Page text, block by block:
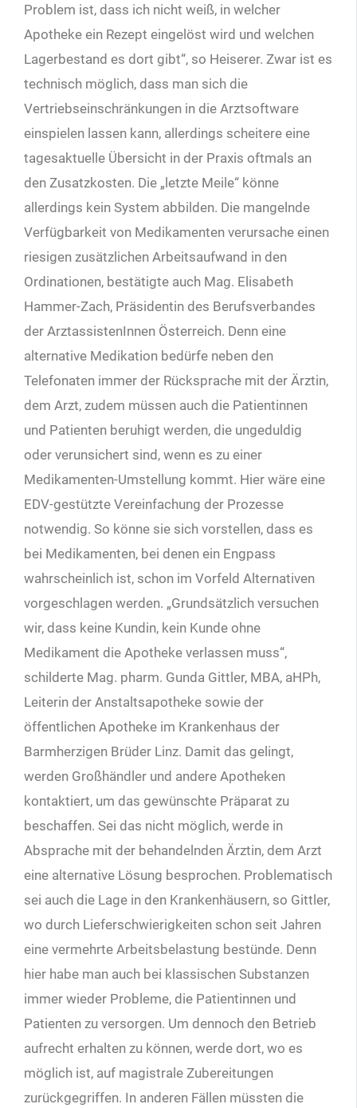
Problem ist, dass ich nicht weiß, in welcher
Apotheke ein Rezept eingelöst wird und welchen
Lagerbestand es dort gibt“, so Heiserer. Zwar ist es
technisch möglich, dass man sich die
Vertriebseinschränkungen in die Arztsoftware
einspielen lassen kann, allerdings scheitere eine
tagesaktuelle Übersicht in der Praxis oftmals an
den Zusatzkosten. Die „letzte Meile“ könne
allerdings kein System abbilden. Die mangelnde
Verfügbarkeit von Medikamenten verursache einen
riesigen zusätzlichen Arbeitsaufwand in den
Ordinationen, bestätigte auch Mag. Elisabeth
Hammer-Zach, Präsidentin des Berufsverbandes
der ArztassistenInnen Österreich. Denn eine
alternative Medikation bedürfe neben den
Telefonaten immer der Rücksprache mit der Ärztin,
dem Arzt, zudem müssen auch die Patientinnen
und Patienten beruhigt werden, die ungeduldig
oder verunsichert sind, wenn es zu einer
Medikamenten-Umstellung kommt. Hier wäre eine
EDV-gestützte Vereinfachung der Prozesse
notwendig. So könne sie sich vorstellen, dass es
bei Medikamenten, bei denen ein Engpass
wahrscheinlich ist, schon im Vorfeld Alternativen
vorgeschlagen werden. „Grundsätzlich versuchen
wir, dass keine Kundin, kein Kunde ohne
Medikament die Apotheke verlassen muss“,
schilderte Mag. pharm. Gunda Gittler, MBA, aHPh,
Leiterin der Anstaltsapotheke sowie der
öffentlichen Apotheke im Krankenhaus der
Barmherzigen Brüder Linz. Damit das gelingt,
werden Großhändler und andere Apotheken
kontaktiert, um das gewünschte Präparat zu
beschaffen. Sei das nicht möglich, werde in
Absprache mit der behandelnden Ärztin, dem Arzt
eine alternative Lösung besprochen. Problematisch
sei auch die Lage in den Krankenhäusern, so Gittler,
wo durch Lieferschwierigkeiten schon seit Jahren
eine vermehrte Arbeitsbelastung bestünde. Denn
hier habe man auch bei klassischen Substanzen
immer wieder Probleme, die Patientinnen und
Patienten zu versorgen. Um dennoch den Betrieb
aufrecht erhalten zu können, werde dort, wo es
möglich ist, auf magistrale Zubereitungen
zurückgegriffen. In anderen Fällen müssten die